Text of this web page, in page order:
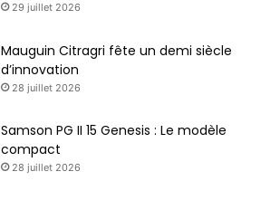
29 juillet 2026
Mauguin Citragri fête un demi siècle
d’innovation
28 juillet 2026
Samson PG II 15 Genesis : Le modèle
compact
28 juillet 2026